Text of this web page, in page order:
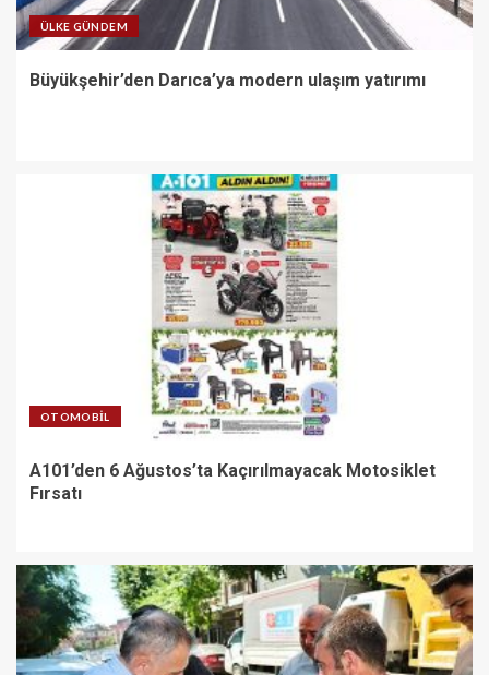
ÜLKE GÜNDEM
Büyükşehir’den Darıca’ya modern ulaşım yatırımı
OTOMOBIL
A101’den 6 Ağustos’ta Kaçırılmayacak Motosiklet
Fırsatı